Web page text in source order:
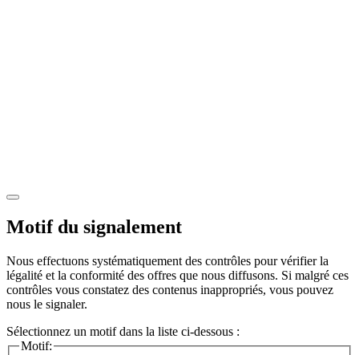
Motif du signalement
Nous effectuons systématiquement des contrôles pour vérifier la
légalité et la conformité des offres que nous diffusons. Si malgré ces
contrôles vous constatez des contenus inappropriés, vous pouvez
nous le signaler.
Sélectionnez un motif dans la liste ci-dessous :
Motif: